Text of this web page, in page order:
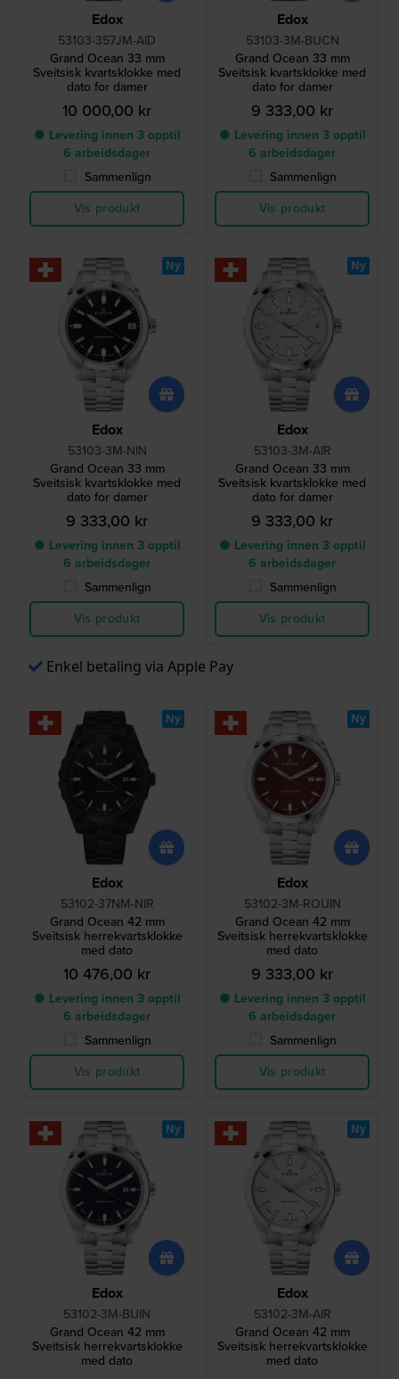
Edox
53103-357JM-AID
Grand Ocean 33 mm
Sveitsisk kvartsklokke med
dato for damer
10 000,00 kr
● Levering innen 3 opptil
6 arbeidsdager
Sammenlign
Vis produkt
Edox
53103-3M-BUCN
Grand Ocean 33 mm
Sveitsisk kvartsklokke med
dato for damer
9 333,00 kr
● Levering innen 3 opptil
6 arbeidsdager
Sammenlign
Vis produkt
Edox
53103-3M-NIN
Grand Ocean 33 mm
Sveitsisk kvartsklokke med
dato for damer
9 333,00 kr
● Levering innen 3 opptil
6 arbeidsdager
Sammenlign
Vis produkt
Ny
Edox
53103-3M-AIR
Grand Ocean 33 mm
Sveitsisk kvartsklokke med
dato for damer
9 333,00 kr
● Levering innen 3 opptil
6 arbeidsdager
Sammenlign
Vis produkt
Ny
Enkel betaling via Apple Pay
Edox
53102-37NM-NIR
Grand Ocean 42 mm
Sveitsisk herrekvartsklokke
med dato
10 476,00 kr
● Levering innen 3 opptil
6 arbeidsdager
Sammenlign
Vis produkt
Ny
Edox
53102-3M-ROUIN
Grand Ocean 42 mm
Sveitsisk herrekvartsklokke
med dato
9 333,00 kr
● Levering innen 3 opptil
6 arbeidsdager
Sammenlign
Vis produkt
Ny
Edox
53102-3M-BUIN
Grand Ocean 42 mm
Sveitsisk herrekvartsklokke
med dato
Ny
Edox
53102-3M-AIR
Grand Ocean 42 mm
Sveitsisk herrekvartsklokke
med dato
Ny